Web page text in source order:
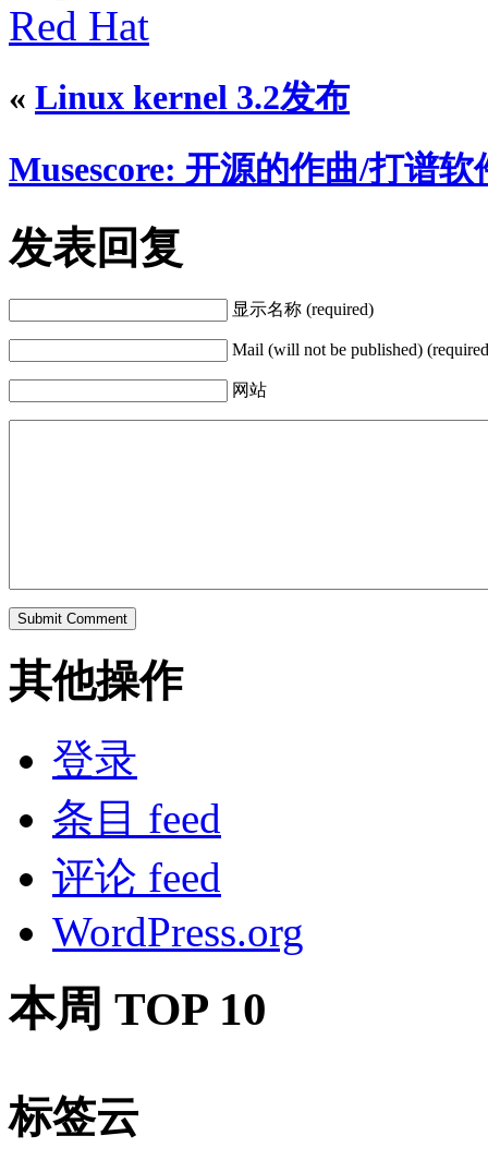
Red Hat
« Linux kernel 3.2发布
Musescore: 开源的作曲/打谱软
发表回复
显示名称 (required)
Mail (will not be published)
网站
其他操作
登录
条目 feed
评论 feed
WordPress.org
本周 TOP 10
标签云